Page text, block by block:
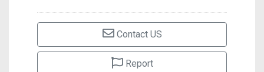
Contact US
Report